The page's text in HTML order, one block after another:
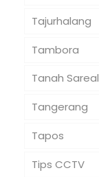
Tajurhalang
Tambora
Tanah Sareal
Tangerang
Tapos
Tips CCTV